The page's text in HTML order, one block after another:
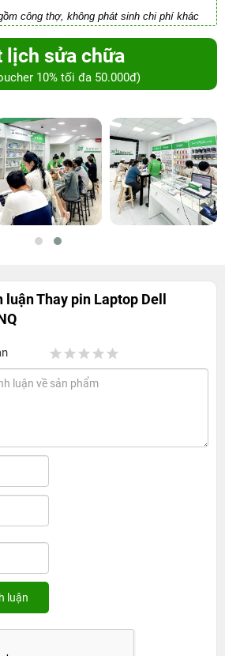
công thợ, không phát sinh chi phí khác
lịch sửa chữa
10% tối đa 50.000đ)
luậnThay pin Laptop Dell